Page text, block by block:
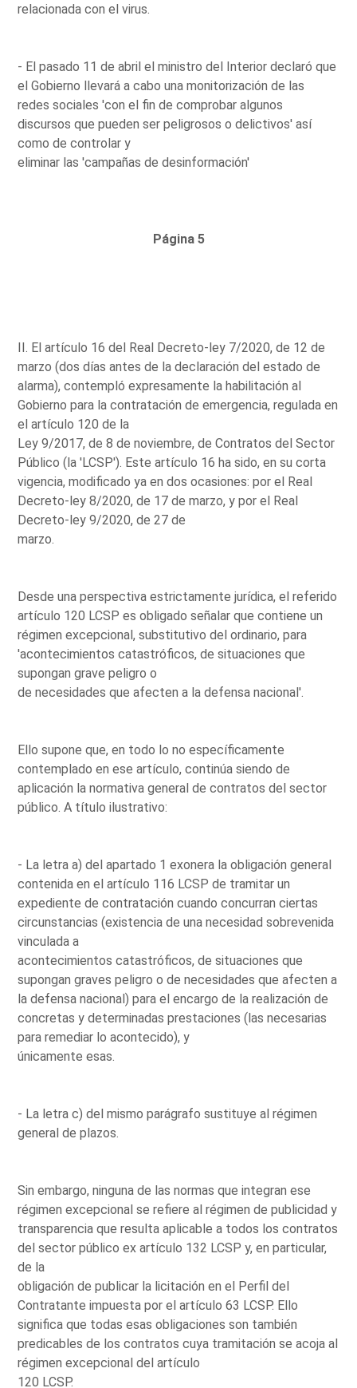
relacionada con el virus.
- El pasado 11 de abril el ministro del Interior declaró que
el Gobierno llevará a cabo una monitorización de las
redes sociales 'con el fin de comprobar algunos
discursos que pueden ser peligrosos o delictivos' así
como de controlar y
eliminar las 'campañas de desinformación'
Página 5
II. El artículo 16 del Real Decreto-ley 7/2020, de 12 de
marzo (dos días antes de la declaración del estado de
alarma), contempló expresamente la habilitación al
Gobierno para la contratación de emergencia, regulada en
el artículo 120 de la
Ley 9/2017, de 8 de noviembre, de Contratos del Sector
Público (la 'LCSP'). Este artículo 16 ha sido, en su corta
vigencia, modificado ya en dos ocasiones: por el Real
Decreto-ley 8/2020, de 17 de marzo, y por el Real
Decreto-ley 9/2020, de 27 de
marzo.
Desde una perspectiva estrictamente jurídica, el referido
artículo 120 LCSP es obligado señalar que contiene un
régimen excepcional, substitutivo del ordinario, para
'acontecimientos catastróficos, de situaciones que
supongan grave peligro o
de necesidades que afecten a la defensa nacional'.
Ello supone que, en todo lo no específicamente
contemplado en ese artículo, continúa siendo de
aplicación la normativa general de contratos del sector
público. A título ilustrativo:
- La letra a) del apartado 1 exonera la obligación general
contenida en el artículo 116 LCSP de tramitar un
expediente de contratación cuando concurran ciertas
circunstancias (existencia de una necesidad sobrevenida
vinculada a
acontecimientos catastróficos, de situaciones que
supongan graves peligro o de necesidades que afecten a
la defensa nacional) para el encargo de la realización de
concretas y determinadas prestaciones (las necesarias
para remediar lo acontecido), y
únicamente esas.
- La letra c) del mismo parágrafo sustituye al régimen
general de plazos.
Sin embargo, ninguna de las normas que integran ese
régimen excepcional se refiere al régimen de publicidad y
transparencia que resulta aplicable a todos los contratos
del sector público ex artículo 132 LCSP y, en particular,
de la
obligación de publicar la licitación en el Perfil del
Contratante impuesta por el artículo 63 LCSP. Ello
significa que todas esas obligaciones son también
predicables de los contratos cuya tramitación se acoja al
régimen excepcional del artículo
120 LCSP.